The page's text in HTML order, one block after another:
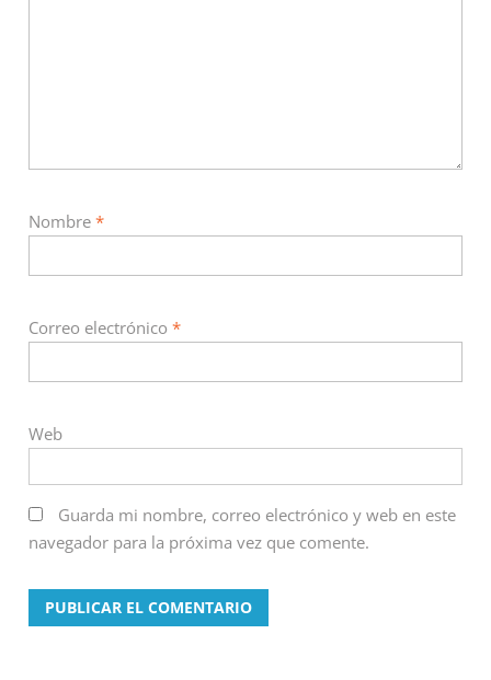
Nombre*
Correo electrónico*
Web
Guarda mi nombre, correo electrónico y web en este
navegador para la próxima vez que comente.